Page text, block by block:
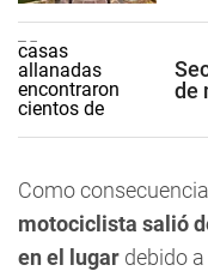
de
Como
motociclista salió
en el lugar debido